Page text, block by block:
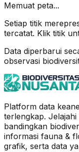
Memuat peta...
Setiap titik
tercatat. Klik titik
Data diperbarui
observasi
Platform data
terlengkap.
bandingkan
informasi fauna &
grafik, serta data